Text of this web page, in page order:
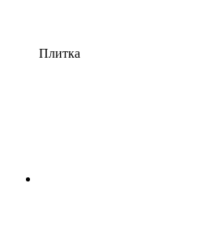
Плитка